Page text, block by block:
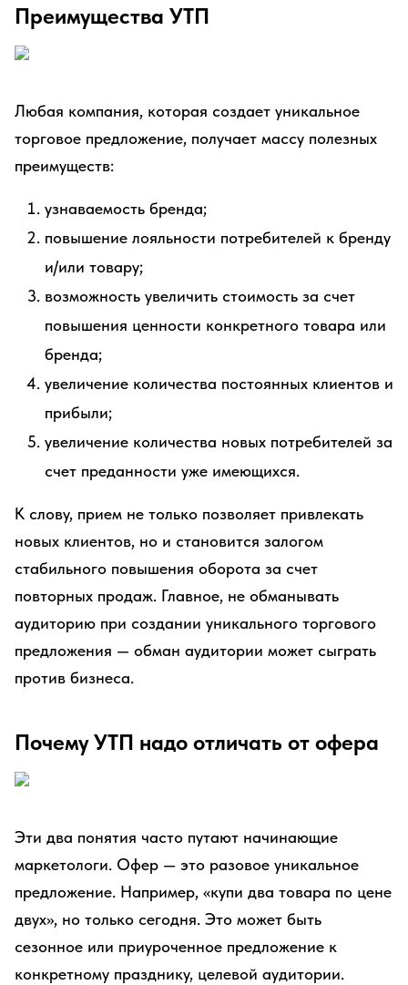
Преимущества УТП
Любая компания, которая создает уникальное
торговое предложение, получает массу полезных
преимуществ:
узнаваемость бренда;
повышение лояльности потребителей к бренду
и/или товару;
возможность увеличить стоимость за счет
повышения ценности конкретного товара или
бренда;
увеличение количества постоянных клиентов и
прибыли;
увеличение количества новых потребителей за
счет преданности уже имеющихся.
К слову, прием не только позволяет привлекать
новых клиентов, но и становится залогом
стабильного повышения оборота за счет
повторных продаж. Главное, не обманывать
аудиторию при создании уникального торгового
предложения — обман аудитории может сыграть
против бизнеса.
Почему УТП надо отличать от офера
Эти два понятия часто путают начинающие
маркетологи. Офер — это разовое уникальное
предложение. Например, «купи два товара по цене
двух», но только сегодня. Это может быть
сезонное или приуроченное предложение к
конкретному празднику, целевой аудитории.